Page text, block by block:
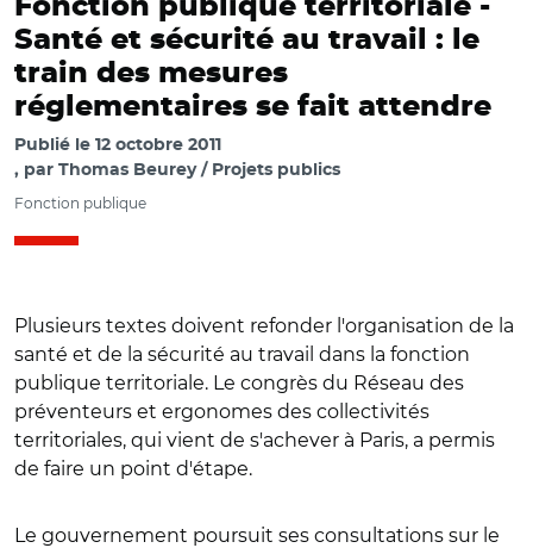
Fonction publique territoriale -
Santé et sécurité au travail : le
train des mesures
réglementaires se fait attendre
Publié le 12 octobre 2011
par Thomas Beurey / Projets publics
Fonction publique
Plusieurs textes doivent refonder l'organisation de la
santé et de la sécurité au travail dans la fonction
publique territoriale. Le congrès du Réseau des
préventeurs et ergonomes des collectivités
territoriales, qui vient de s'achever à Paris, a permis
de faire un point d'étape.
Le gouvernement poursuit ses consultations sur le